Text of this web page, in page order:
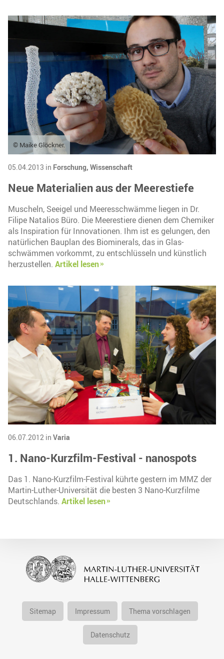
© Maike Glöckner.
05.04.2013 in Forschung, Wissenschaft
Neue Materialien aus der Meerestiefe
Muscheln, Seeigel und Meeresschwämme liegen in Dr.
Filipe Natalios Büro. Die Meerestiere dienen dem Chemiker
als Inspiration für Innovationen. Ihm ist es gelungen, den
natürlichen Bauplan des Biominerals, das in Glas-
schwämmen vorkommt, zu entschlüsseln und künstlich
herzustellen. Artikel lesen
06.07.2012 in Varia
1. Nano-Kurzfilm-Festival - nanospots
Das 1. Nano-Kurzfilm-Festival kührte gestern im MMZ der
Martin-Luther-Universität die besten 3 Nano-Kurzfilme
Deutschlands. Artikel lesen
Sitemap Impressum Thema vorschlagen
Datenschutz